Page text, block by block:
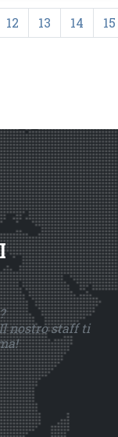
12 13 14 15
nostro staff ti